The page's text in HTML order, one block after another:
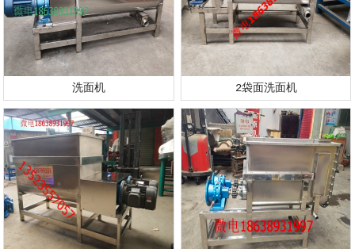
洗面机 2袋面洗面机